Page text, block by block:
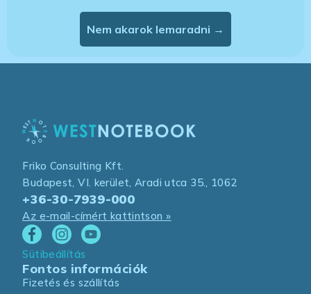
Nem akarok lemaradni →
Friko Consulting Kft.
Budapest, VI. kerület, Aradi utca 35., 1062
+36-30-7939-000
Az e-mail-címért kattintson »
Sütibeállítás
Fontos információk
Fizetés és szállítás